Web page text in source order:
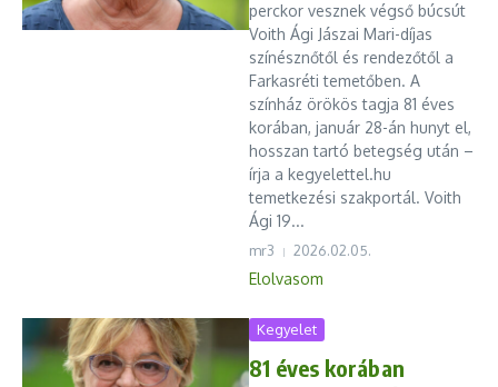
perckor vesznek végső búcsút
Voith Ági Jászai Mari-díjas
színésznőtől és rendezőtől a
Farkasréti temetőben. A
színház örökös tagja 81 éves
korában, január 28-án hunyt el,
hosszan tartó betegség után –
írja a kegyelettel.hu
temetkezési szakportál. Voith
Ági 19...
mr3 2026.02.05.
Elolvasom
Kegyelet
81 éves korában